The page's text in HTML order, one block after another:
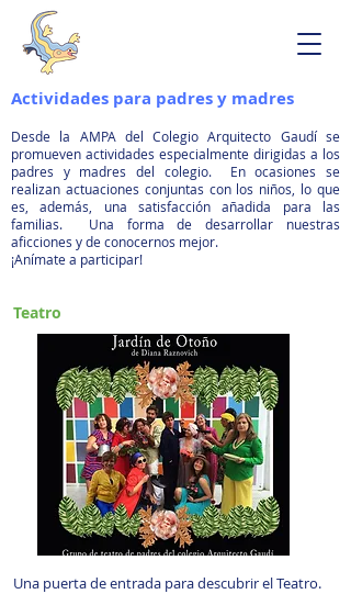
Actividades para padres y madres
Desde la AMPA del Colegio Arquitecto Gaudí se
promueven actividades especialmente dirigidas a los
padres y madres del colegio. En ocasiones se
realizan actuaciones conjuntas con los niños, lo que
es, además, una satisfacción añadida para las
familias. Una forma de desarrollar nuestras
aficciones y de conocernos mejor.
¡Anímate a participar!
Teatro
Una puerta de entrada para descubrir el Teatro.